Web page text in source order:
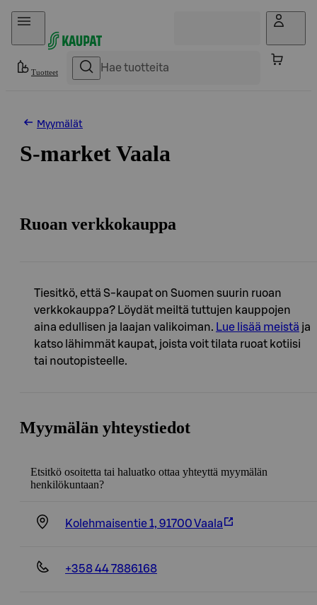
Hyppää sisältöön
Tuotteet
Myymälät
S-market Vaala
Ruoan verkkokauppa
Tiesitkö, että S-kaupat on Suomen suurin ruoan
verkkokauppa? Löydät meiltä tuttujen kauppojen
aina edullisen ja laajan valikoiman. Lue lisää meistä ja
katso lähimmät kaupat, joista voit tilata ruoat kotiisi
tai noutopisteelle.
Myymälän yhteystiedot
Etsitkö osoitetta tai haluatko ottaa yhteyttä myymälän
henkilökuntaan?
Kolehmaisentie 1, 91700 Vaala
+358 44 7886168